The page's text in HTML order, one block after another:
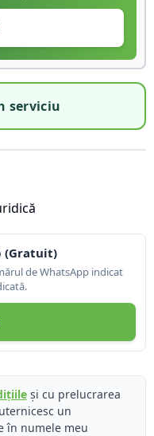
serviciu
(Gratuit)
de WhatsApp indicat
și cu prelucrarea
un
în numele meu